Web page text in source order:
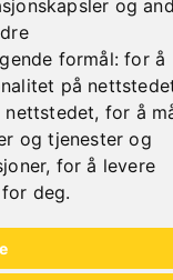
og
formål:for å
på
nettstedet, for å
og tjenester og
, for å levere
deg.
- VARIO